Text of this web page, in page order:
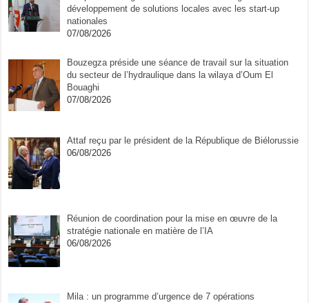
développement de solutions locales avec les start-up
nationales
07/08/2026
Bouzegza préside une séance de travail sur la situation
du secteur de l’hydraulique dans la wilaya d’Oum El
Bouaghi
07/08/2026
Attaf reçu par le président de la République de Biélorussie
06/08/2026
Réunion de coordination pour la mise en œuvre de la
stratégie nationale en matière de l’IA
06/08/2026
Mila : un programme d’urgence de 7 opérations